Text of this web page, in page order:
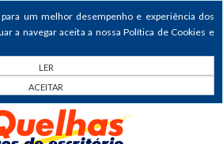
um melhor desempenho e experiência dos
a navegar aceita a nossa Política de Cookies e
LER
ACEITAR